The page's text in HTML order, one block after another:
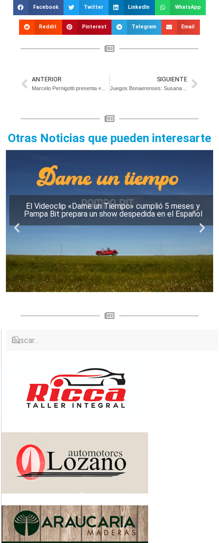
Facebook Twitter LinkedIn WhatsApp
Reddit Pinterest Telegram Email
ANTERIOR SIGUIENTE
Juegos Bonaerenses: Susana y María Castelli representarán a Magdalena en las finales de Mar del Plata
Otras Noticias que pueden interesarte
El Videoclip «Dame un Tiempo» cumplió 5 meses y
Pampa Bit prepara un show despedida en el Español